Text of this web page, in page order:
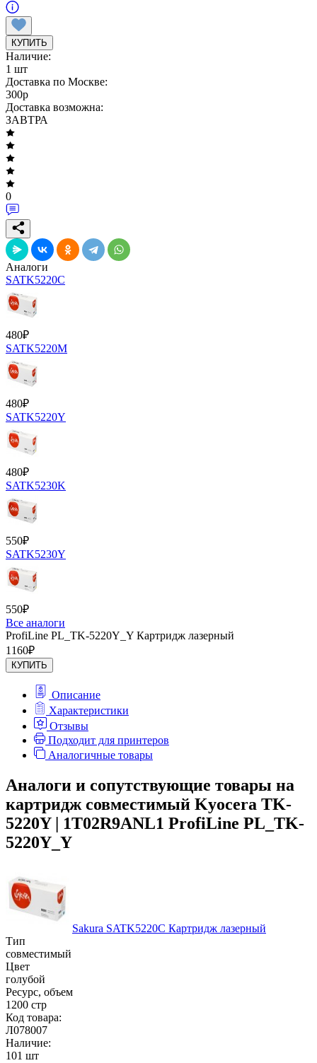
КУПИТЬ
Наличие:
1 шт
Доставка по Москве:
300p
Доставка возможна:
ЗАВТРА
0
Аналоги
SATK5220C
480₽
SATK5220M
480₽
SATK5220Y
480₽
SATK5230K
550₽
SATK5230Y
550₽
Все аналоги
ProfiLine PL_TK-5220Y_Y Картридж лазерный
1160₽
КУПИТЬ
Описание
Характеристики
Отзывы
Подходит для принтеров
Аналогичные товары
Аналоги и сопутствующие товары на
картридж совместимый Kyocera TK-
5220Y | 1T02R9ANL1 ProfiLine PL_TK-
5220Y_Y
Sakura SATK5220C Картридж лазерный
Тип
совместимый
Цвет
голубой
Ресурс, объем
1200 стр
Код товара:
Л078007
Наличие:
101 шт